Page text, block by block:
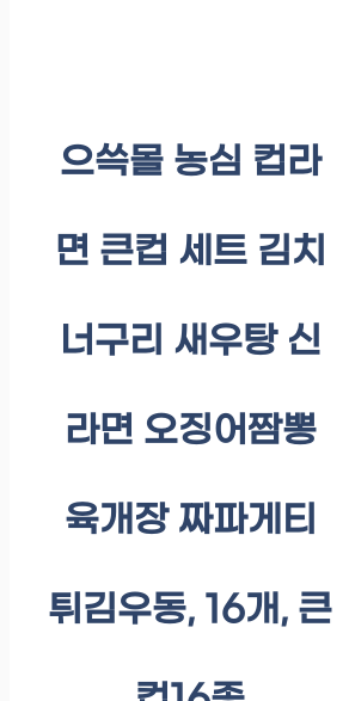
으쓱몰 농심 컵라
면 큰컵 세트 김치
너구리 새우탕 신
라면 오징어짬뽕
육개장 짜파게티
튀김우동, 16개, 큰